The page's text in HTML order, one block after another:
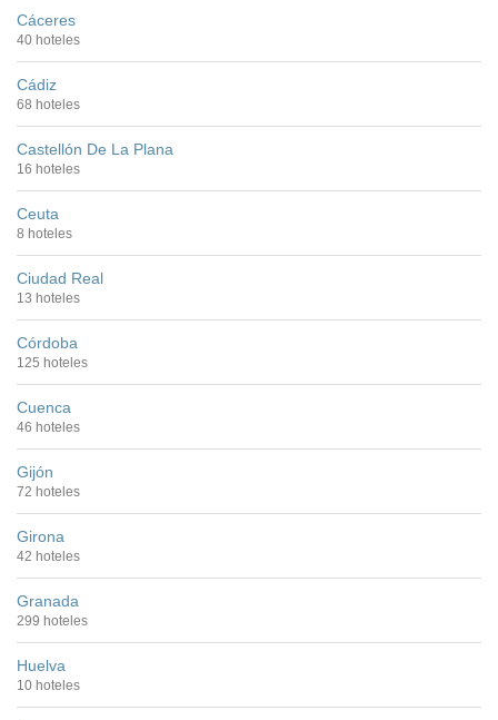
Cáceres
40 hoteles
Cádiz
68 hoteles
Castellón De La Plana
16 hoteles
Ceuta
8 hoteles
Ciudad Real
13 hoteles
Córdoba
125 hoteles
Cuenca
46 hoteles
Gijón
72 hoteles
Girona
42 hoteles
Granada
299 hoteles
Huelva
10 hoteles